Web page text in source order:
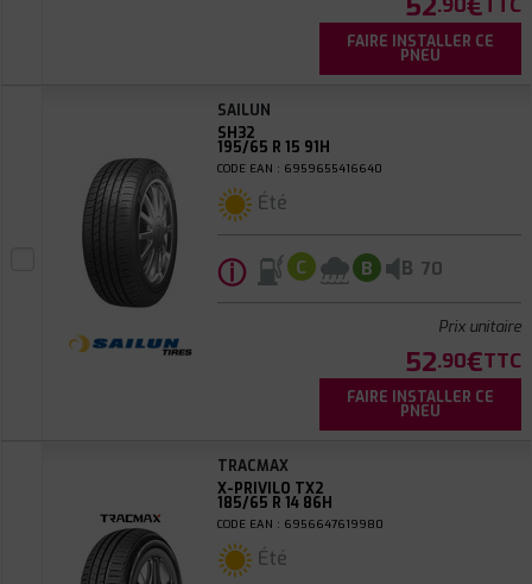
FAIRE INSTALLER CE
PNEU
SAILUN
SH32
195/65 R 15 91H
CODE EAN : 6959655416640
Été
ⓘ C B B 70
Prix unitaire
52.90€TTC
FAIRE INSTALLER CE
PNEU
TRACMAX
X-PRIVILO TX2
185/65 R 14 86H
CODE EAN : 6956647619980
Été